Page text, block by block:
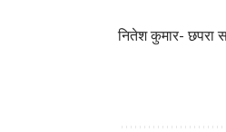
नितेश कुमार- छपरा